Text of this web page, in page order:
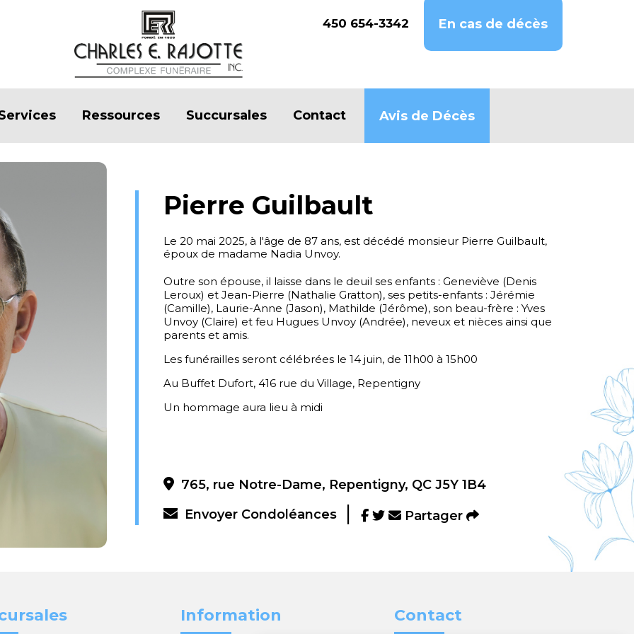
450 654-3342 En cas de décès
Ressources Succursales Contact Avis de Décès
Pierre Guilbault
Le 20 mai 2025, à l'âge de 87 ans, est décédé monsieur Pierre Guilbault,
époux de madame Nadia Unvoy.
Outre son épouse, il laisse dans le deuil ses enfants : Geneviève (Denis
Leroux) et Jean-Pierre (Nathalie Gratton), ses petits-enfants : Jérémie
(Camille), Laurie-Anne (Jason), Mathilde (Jérôme), son beau-frère : Yves
Unvoy (Claire) et feu Hugues Unvoy (Andrée), neveux et nièces ainsi que
parents et amis.
Les funérailles seront célébrées le 14 juin, de 11h00 à 15h00
Au Buffet Dufort, 416 rue du Village, Repentigny
Un hommage aura lieu à midi
765, rue Notre-Dame, Repentigny, QC J5Y 1B4
Envoyer Condoléances
Partager
Information Contact